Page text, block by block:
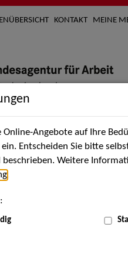
KONTAKT MEINE
Künstler*innen
Angebote auf Ihre
Entscheiden Sie bitte
Weitere